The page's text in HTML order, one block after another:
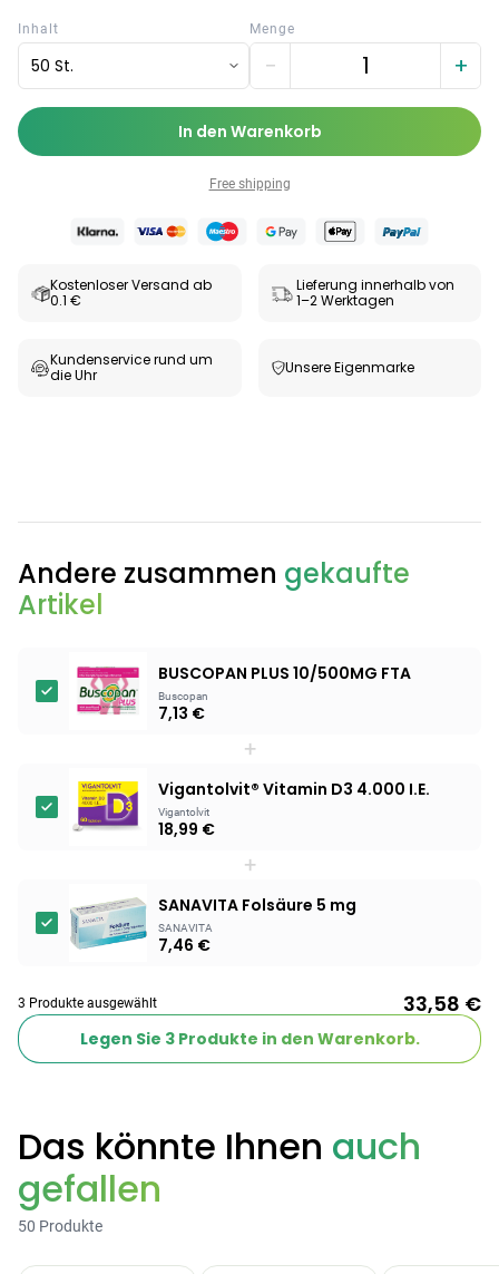
TestzentrumArzneimittel Hygiene &
Haushalt
Baby &
Sanitätshaus
Products
BEAUTY & PFLEGE
juckende, trockene
oder zu
Schuppenflechte
neigende Kopfhaut
12,28 € 16,37 € -25%
ARZNEIMITTEL & GESUNDHEIT
– Zäpfchen zur
pH-Wert-
Stabilisierung
12,89 € 17,47 € -26%
ARZNEIMITTEL & GESUNDHEIT
Hametum
Bei Hämorrhoiden
& Juckreiz
12,04 €
Inhalt
50 St.
Menge
− +
In den Warenkorb
Free shipping
Kostenloser Versand ab
0.1 €
Lieferung innerhalb von
1–2 Werktagen
Kundenservice rund um
die Uhr
Unsere Eigenmarke
Andere zusammen gekaufte
Artikel
BUSCOPAN PLUS 10/500MG FTA
Buscopan
7,13 €
+
Vigantolvit® Vitamin D3 4.000 I.E.
Vigantolvit
18,99 €
+
SANAVITA Folsäure 5 mg
SANAVITA
7,46 €
3 Produkte ausgewählt 33,58 €
Legen Sie 3Produkte in den Warenkorb.
Das könnte Ihnen auch
gefallen
50 Produkte